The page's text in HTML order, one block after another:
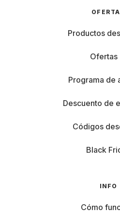
Productos
Ofertas
Programa de
Descuento de
Códigos
Black
INFO
Cómo